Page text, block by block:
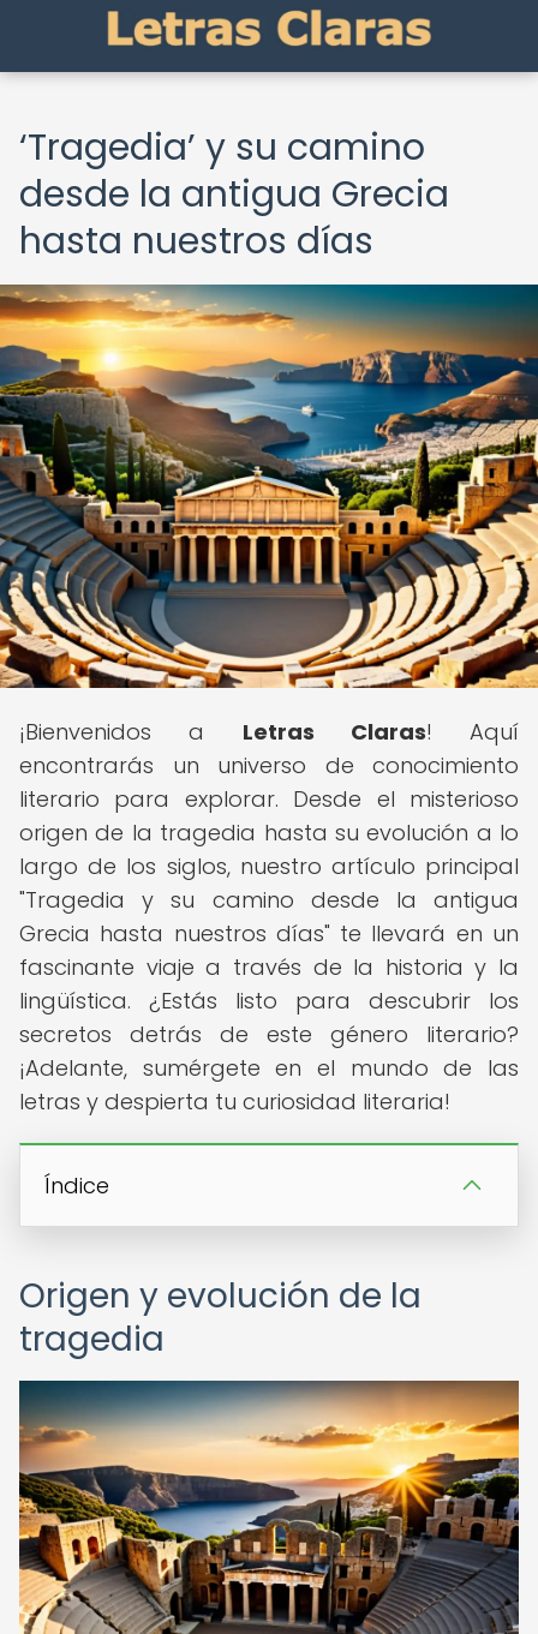
‘Tragedia’ y su camino
desde la antigua Grecia
hasta nuestros días
¡Bienvenidos a Letras Claras! Aquí
encontrarás un universo de conocimiento
literario para explorar. Desde el misterioso
origen de la tragedia hasta su evolución a lo
largo de los siglos, nuestro artículo principal
"Tragedia y su camino desde la antigua
Grecia hasta nuestros días" te llevará en un
fascinante viaje a través de la historia y la
lingüística. ¿Estás listo para descubrir los
secretos detrás de este género literario?
¡Adelante, sumérgete en el mundo de las
letras y despierta tu curiosidad literaria!
Índice
Origen y evolución de la
tragedia